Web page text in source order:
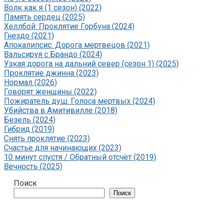
Волк как я (1 сезон) (2022)
Память сердец (2025)
Хеллбой: Проклятие Горбуна (2024)
Гнездо (2021)
Апокалипсис: Дорога мертвецов (2021)
Вальсируя с Брандо (2024)
Узкая дорога на дальний север (сезон 1) (2025)
Проклятие джинна (2023)
Нормал (2026)
Говорят женщины (2022)
Пожиратель душ. Голоса мертвых (2024)
Убийства в Амитивилле (2018)
Безель (2024)
Гибрид (2019)
Снять проклятие (2023)
Счастье для начинающих (2023)
10 минут спустя / Обратный отсчёт (2019)
Вечность (2025)
Поиск
Поиск